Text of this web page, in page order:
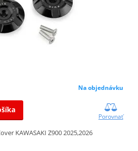
Na objednávku
Porovnať
KAWASAKI Z900 2025,2026